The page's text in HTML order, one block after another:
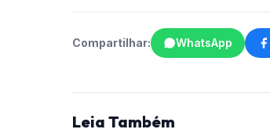
Compartilhar: WhatsApp
Leia Também